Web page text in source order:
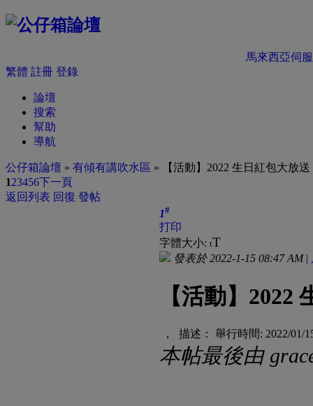
馬來西亞伺
繁體 註冊 登錄
論壇
搜索
幫助
導航
公仔箱論壇 » 有傾有講吹水區 » 【活動】2022 生日紅包大放送
123456下一頁
返回列表 回復 發帖
1#
打印
字體大小: tT
發表於 2022-1-15 08:47 AM|
【活動】2022
， 描述： 舉行時間: 2022/01/
本帖最後由